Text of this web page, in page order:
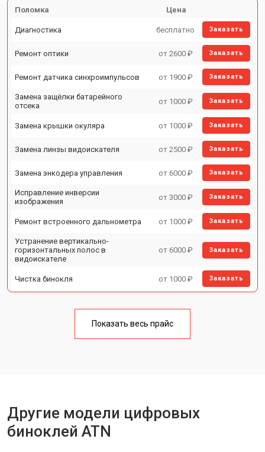
Поломка Цена
Диагностика бесплатно Заказать
Ремонт оптики от 2600 ₽ Заказать
Ремонт датчика синхроимпульсов от 1900 ₽ Заказать
Замена защёлки батарейного
отсека
от 1000 ₽ Заказать
Замена крышки окуляра от 1000 ₽ Заказать
Замена линзы видоискателя от 2500 ₽ Заказать
Замена энкодера управления от 6000 ₽ Заказать
Исправление инверсии
изображения
от 3000 ₽ Заказать
Ремонт встроенного дальнометра от 1000 ₽ Заказать
Устранение вертикально-
горизонтальных полос в
видоискателе
от 6000 ₽ Заказать
Чистка бинокля от 1000 ₽ Заказать
Замена объективов с улучшением
от 1500 ₽
Ремонт цепи питания
Показать весь прайс
Другие модели цифровых
биноклей ATN